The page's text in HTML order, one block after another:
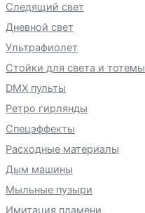
Следящий свет
Дневной свет
Ультрафиолет
Стойки для света и тотемы
DMX пульты
Ретро гирлянды
Спецэффекты
Расходные материалы
Дым машины
Мыльные пузыри